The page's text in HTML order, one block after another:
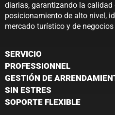
diarias, garantizando la calidad
posicionamiento de alto nivel,
mercado turístico y de
SERVICIO
PROFESSIONNEL
GESTIÓN DE
SIN ESTRES
SOPORTE FLEXIBLE